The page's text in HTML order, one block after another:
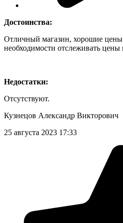
Достоинства:
Отличный магазин, хорошие
необходимости отслеживать
Недостатки:
Отсутствуют.
Кузнецов Александр Викторович
25 августа 2023 17:33